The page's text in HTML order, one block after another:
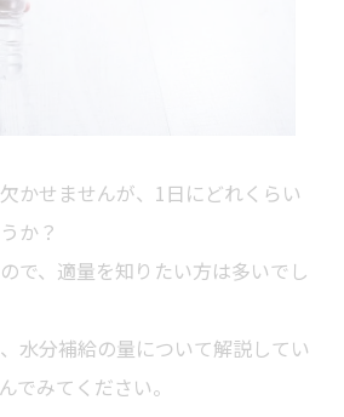
かせませんが、1日にどれくらい
か？
で、適量を知りたい方は多いでし
水分補給の量について解説してい
でみてください。